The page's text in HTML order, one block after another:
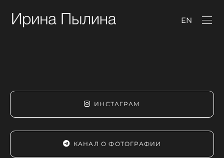
EN
ИНСТАГРАМ
КАНАЛ О ФОТОГРАФИИ